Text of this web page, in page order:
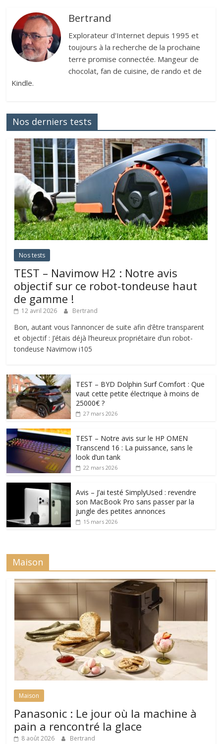
Bertrand
Explorateur d'Internet depuis 1995 et
toujours à la recherche de la prochaine
terre promise connectée. Mangeur de
chocolat, fan de cuisine, de rando et de
Kindle.
Nos derniers tests
Nos tests
TEST – Navimow H2 : Notre avis
objectif sur ce robot-tondeuse haut
de gamme !
12 avril 2026 Bertrand
Bon, autant vous l’annoncer de suite afin d’être transparent
et objectif : J’étais déjà l’heureux propriétaire d’un robot-
tondeuse Navimow i105
TEST – BYD Dolphin Surf Comfort : Que
vaut cette petite électrique à moins de
25000€ ?
27 mars 2026
TEST – Notre avis sur le HP OMEN
Transcend 16 : La puissance, sans le
look d’un tank
22 mars 2026
Avis – J’ai testé SimplyUsed : revendre
son MacBook Pro sans passer par la
jungle des petites annonces
15 mars 2026
Maison
Maison
Panasonic : Le jour où la machine à
pain a rencontré la glace
8 août 2026 Bertrand